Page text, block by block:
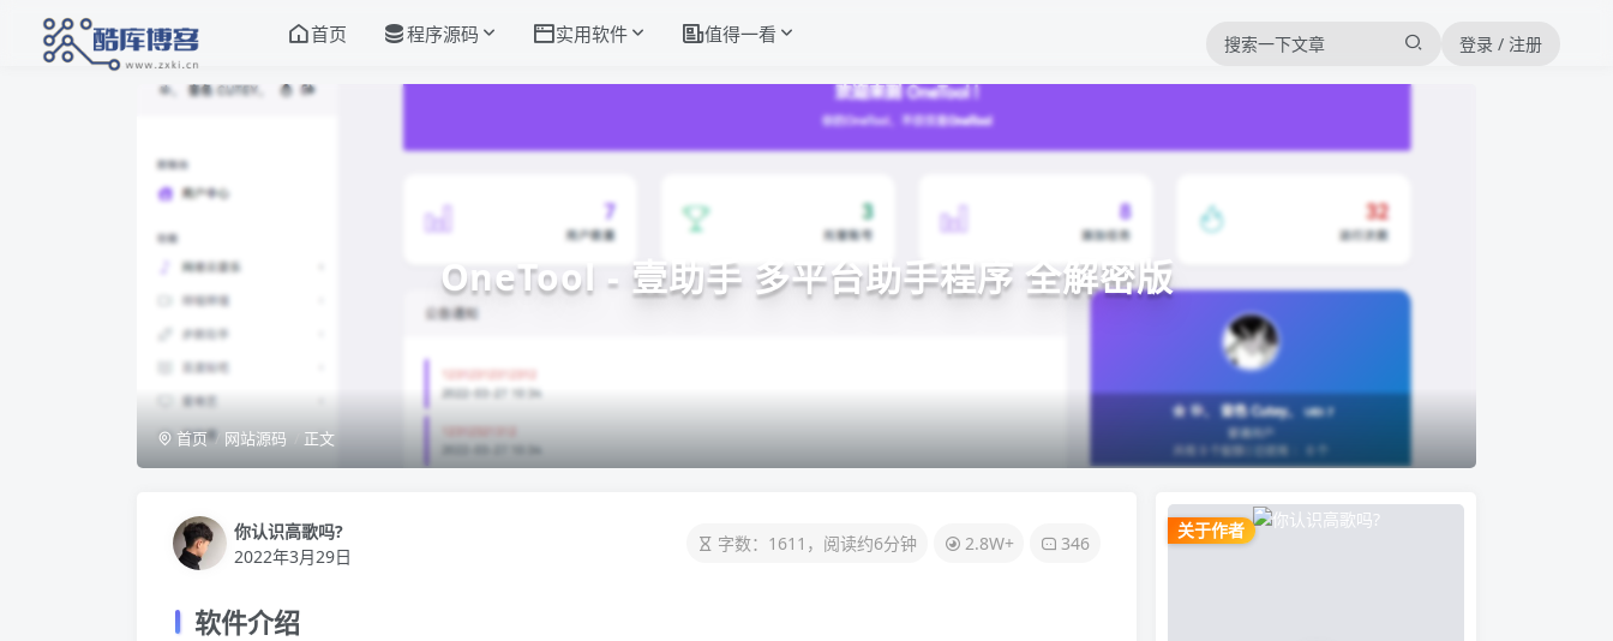
首页 程序源码 实用软件 值得一看 登录 / 注册
OneTool - 壹助手 多平台助手程序 全解密版
首页 网站源码 正文
你认识高歌吗?
2022年3月29日
字数：1611，阅读约6分钟 2.8W+ 346
软件介绍
关于作者